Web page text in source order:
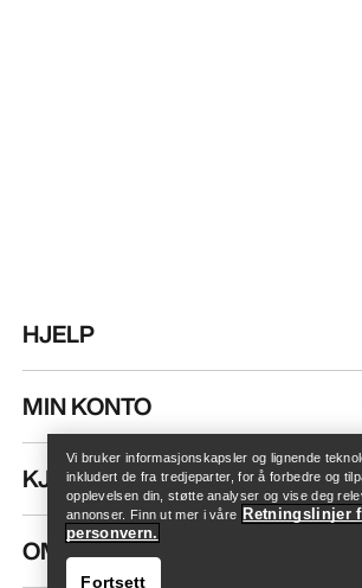
HJELP
MIN KONTO
KJØP MER
OM OSS
Vi bruker informasjonskapsler og lignende
inkludert de fra tredjeparter, for å forbedre og
opplevelsen din, støtte analyser og vise deg
annonser. Finn ut mer i våre Retningslinjer
personvern.
Fortsett